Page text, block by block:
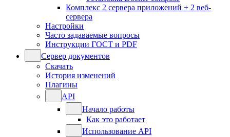
Комплекс 2 сервера приложений + 2 веб-
сервера
Настройки
Часто задаваемые вопросы
Инструкции ГОСТ и PDF
Сервер документов
Скачать
История изменений
Плагины
API
Начало работы
Как это работает
Использование API